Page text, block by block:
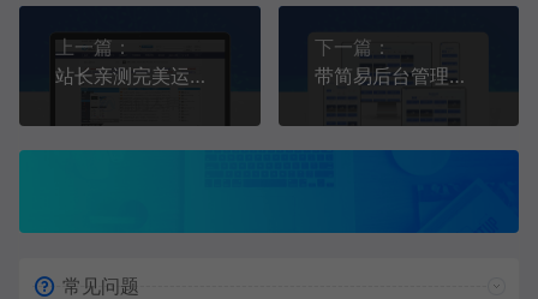
上一篇：
站长亲测完美运行安云建站系统去授权源码
下一篇：
带简易后台管理的米表系统 域名出售源码分享
常见问题